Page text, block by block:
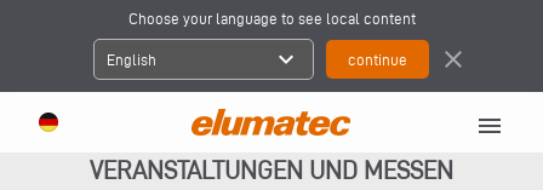
Choose your language to see local content
English expand_more close
menu
VERANSTALTUNGEN UND MESSEN